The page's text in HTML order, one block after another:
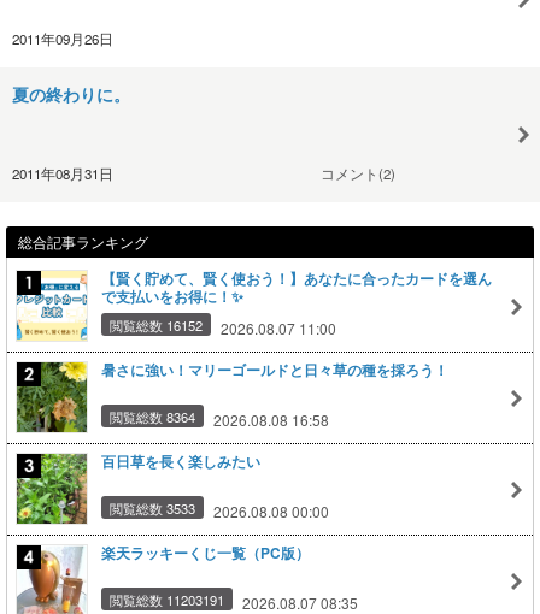
2011年09月26日
夏の終わりに。
2011年08月31日 コメント(2)
総合記事ランキング
【賢く貯めて、賢く使おう！】あなたに合ったカードを選ん
で支払いをお得に！✨
閲覧総数 16152 2026.08.07 11:00
暑さに強い！マリーゴールドと日々草の種を採ろう！
閲覧総数 8364 2026.08.08 16:58
百日草を長く楽しみたい
閲覧総数 3533 2026.08.08 00:00
楽天ラッキーくじ一覧（PC版）
閲覧総数 11203191 2026.08.07 08:35